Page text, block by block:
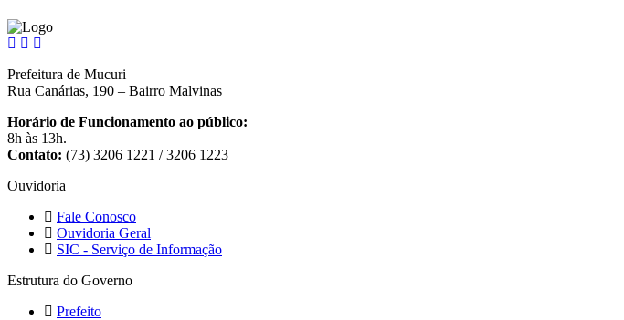
Prefeitura de Mucuri
Rua Canárias, 190 – Bairro Malvinas
Horário de Funcionamento ao público:
8h às 13h.
Contato: (73) 3206 1221 / 3206 1223
Ouvidoria
Fale Conosco
Ouvidoria Geral
SIC - Serviço de Informação
Estrutura do Governo
Prefeito